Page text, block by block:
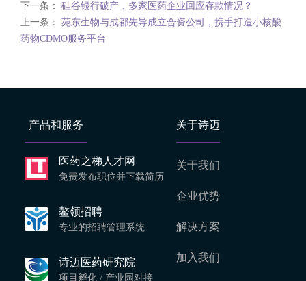
下一条： 硅谷银行破产，多家医药企业回应存款情况？
上一条： 苑东生物与成都先导成立合资公司，携手打造小核酸
药物CDMO服务平台
产品和服务
医药之梯人才网
免费发布职位并下载简历
鳌领招聘
专业的招聘管理系统
诗迈医药研究院
项目孵化 / 产业园对接
关于诗迈
关于我们
企业优势
解决方案
加入我们